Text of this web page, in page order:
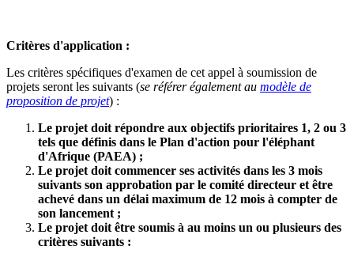
Critères d'application :
Les critères spécifiques d'examen de cet appel à soumission de
projets seront les suivants (se référer également au modèle de
proposition de projet) :
Le projet doit répondre aux objectifs prioritaires 1, 2 ou 3
tels que définis dans le Plan d'action pour l'éléphant
d'Afrique (PAEA) ;
Le projet doit commencer ses activités dans les 3 mois
suivants son approbation par le comité directeur et être
achevé dans un délai maximum de 12 mois à compter de
son lancement ;
Le projet doit être soumis à au moins un ou plusieurs des
critères suivants :